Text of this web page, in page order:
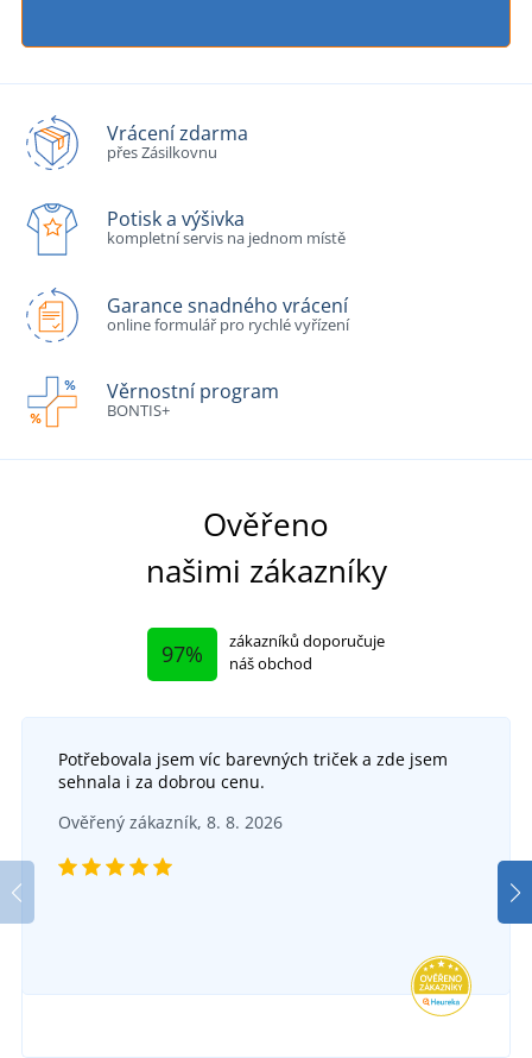
Vrácení zdarma
přes Zásilkovnu
Potisk a výšivka
kompletní servis na jednom místě
Garance snadného vrácení
online formulář pro rychlé vyřízení
Věrnostní program
BONTIS+
Ověřeno
našimi zákazníky
97%
zákazníků doporučuje
náš obchod
Potřebovala jsem víc barevných triček a zde jsem
sehnala i za dobrou cenu.
Ověřený zákazník, 8. 8. 2026